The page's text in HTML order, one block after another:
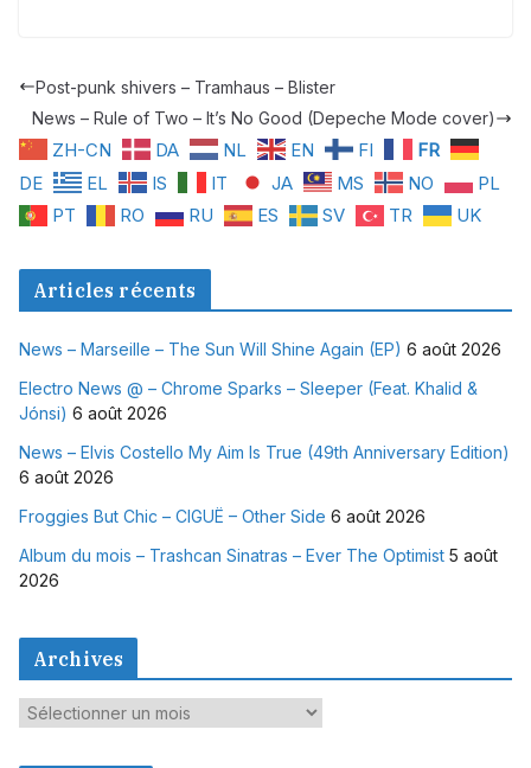
Post-punk shivers – Tramhaus – Blister
News – Rule of Two – It’s No Good (Depeche Mode cover)
ZH-CN DA NL EN FI
FR
DE
EL IS IT JA MS NO
PL
PT
RO RU ES SV TR UK
Articles récents
News – Marseille – The Sun Will Shine Again (EP) 6 août 2026
Electro News @ – Chrome Sparks – Sleeper (Feat. Khalid &
Jónsi) 6 août 2026
News – Elvis Costello My Aim Is True (49th Anniversary Edition)
6 août 2026
Froggies But Chic – CIGUË – Other Side 6 août 2026
Album du mois – Trashcan Sinatras – Ever The Optimist 5 août
2026
Archives
A